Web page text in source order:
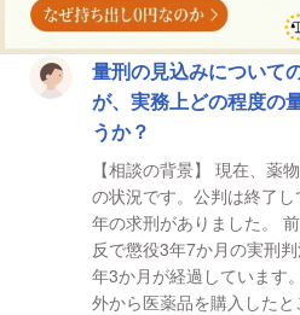
法律相談一覧量刑の見込みについて
が、実務上どの程度の
うか？
【相談の背景】 現在、薬
の状況です。公判は終了
年の求刑がありました。 前科は詐欺罪および薬機法違
反で懲役3年7か月の実刑
年3か月が経過しています
外から医薬品を購入した